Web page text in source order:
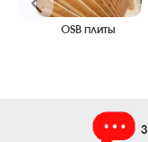
OSB плиты